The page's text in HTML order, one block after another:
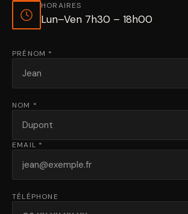
HORAIRES
Lun–Ven 7h30 – 18h00
PRÉNOM *
NOM *
EMAIL *
TÉLÉPHONE